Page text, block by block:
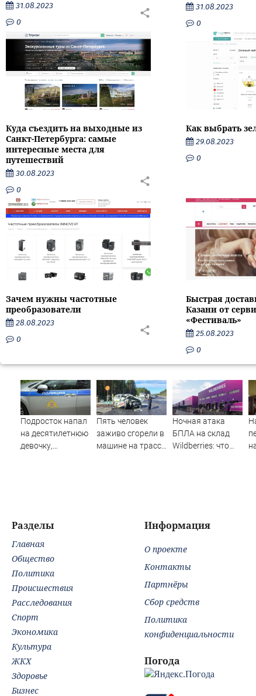
31.08.2023
0
31.08.2023
0
Куда съездить на выходные из
Санкт-Петербурга: самые
интересные места для
путешествий
30.08.2023
0
Как выбрать
29.08.2023
0
Зачем нужны частотные
преобразователи
28.08.2023
0
Быстрая
Казани от
«Фестиваль»
25.08.2023
0
Подросток напал
на десятилетнюю
девочку,
Пять человек
заживо сгорели в
машине на трассе
Ночная атака
БПЛА на склад
Wildberries: что
Разделы
Главная
Общество
Политика
Происшествия
Расследования
Спорт
Экономика
Культура
ЖКХ
Здоровье
Бизнес
Информация
О проекте
Контакты
Партнёры
Сбор средств
Политика
конфиденциальности
Погода